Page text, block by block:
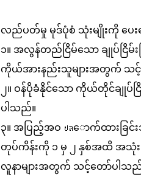
လည်ပတ်မှု မုဒ်ပုံစံ သုံးမျိုးကို ပေး
၁။ အလွန်တည်ငြိမ်သော ချုပ်ငြိမ်
ကိုယ်အားနည်းသူများအတွက် သင့်
၂။ ဝန်ပိုခံနိုင်သော ကိုယ်တိုင်ချုပ်
ပါသည်။
၃။ အပြည့်အဝ ปลောက်ထားခြ
တုပ်ကိန်းကို ၁ မှ ၂ နှစ်အထိ အသုံးပြု
လူနာများအတွက် သင့်တော်ပါသ